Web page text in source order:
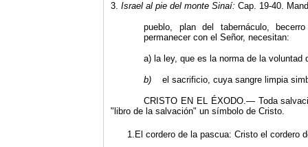
3. Israel al pie del monte Sinaí: Cap. 19-40.
pueblo, plan del tabernáculo,
permanecer con el Señor, necesitan:
a) la ley, que es la norma de la voluntad
b) el sacrificio, cuya sangre limpia
CRISTO EN EL ÉXODO.— Toda
"libro de la salvación" un símbolo de Cristo.
1.El cordero de la pascua: Cristo el cordero